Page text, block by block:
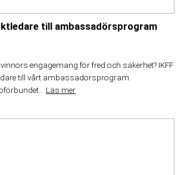
till ambassadörsprogram
engagemang för fred och säkerhet? IKFF
till vårt ambassadörsprogram.
Läs mer